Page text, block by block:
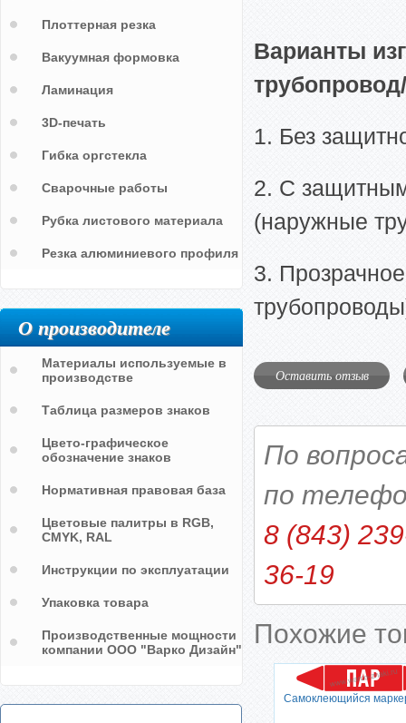
Варианты
1. Без
2. С
(наружные
3.
Оставить отзыв
По
по
8 (843)
36-19
Похожие
Самоклеющийся
Плоттерная резка
Вакуумная формовка
Ламинация
3D-печать
Гибка оргстекла
Сварочные работы
Рубка листового материала
Резка алюминиевого профиля
О производителе
Материалы используемые в
производстве
Таблица размеров знаков
Цвето-графическое
обозначение знаков
Нормативная правовая база
Цветовые палитры в RGB,
CMYK, RAL
Инструкции по эксплуатации
Упаковка товара
Производственные мощности
компании ООО "Варко Дизайн"